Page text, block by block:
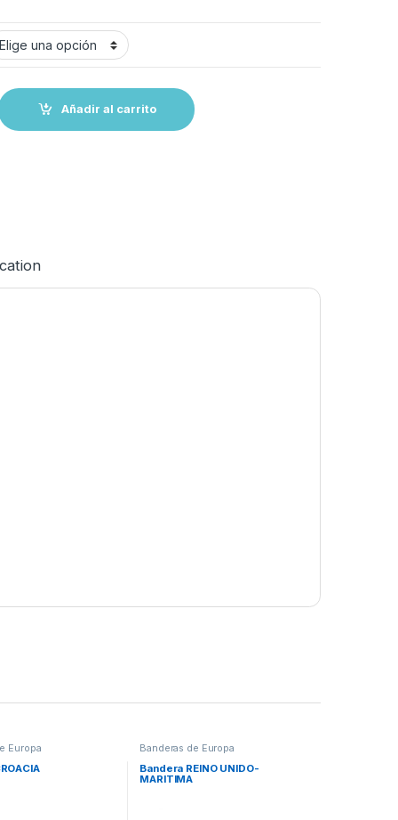
Añadir al carrito
Europa
Banderas de Europa
Bandera REINO UNIDO-
MARITIMA